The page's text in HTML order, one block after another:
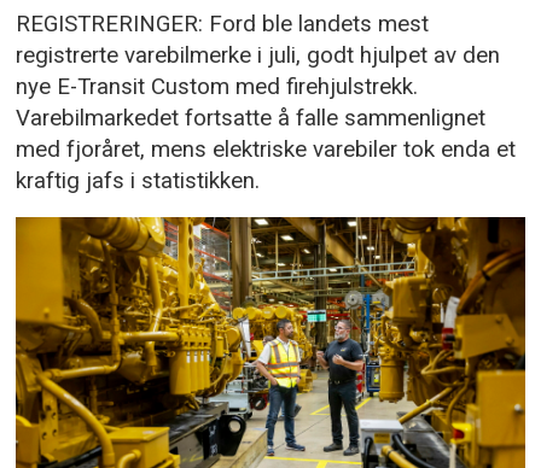
REGISTRERINGER: Ford ble landets mest
registrerte varebilmerke i juli, godt hjulpet av den
nye E-Transit Custom med firehjulstrekk.
Varebilmarkedet fortsatte å falle sammenlignet
med fjoråret, mens elektriske varebiler tok enda et
kraftig jafs i statistikken.